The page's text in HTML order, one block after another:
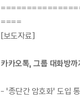
====
[보도자료]
카카오톡, 그룹 대화방
- ‘종단간 암호화’ 도입